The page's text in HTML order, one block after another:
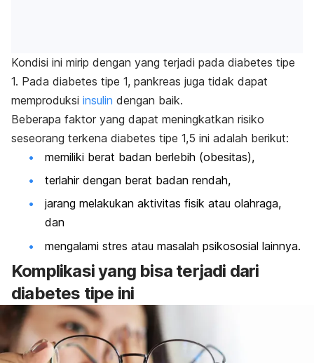
Kondisi ini mirip dengan yang terjadi pada diabetes tipe
1. Pada diabetes tipe 1, pankreas juga tidak dapat
memproduksi insulin dengan baik.
Beberapa faktor yang dapat meningkatkan risiko
seseorang terkena diabetes tipe 1,5 ini adalah berikut:
memiliki berat badan berlebih (obesitas),
terlahir dengan berat badan rendah,
jarang melakukan aktivitas fisik atau olahraga,
dan
mengalami stres atau masalah psikososial lainnya.
Komplikasi yang bisa terjadi dari
diabetes tipe ini